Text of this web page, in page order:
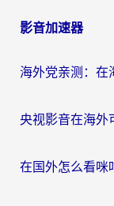
影音加速器